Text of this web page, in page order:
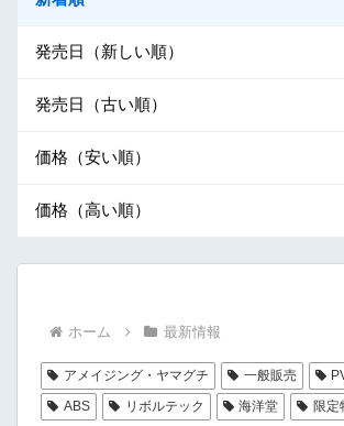
発売日（新しい順）
発売日（古い順）
価格（安い順）
価格（高い順）
ホーム 最新情報
アメイジング・ヤマグチ 一般販売
ABS
リボルテック 海洋堂 限定